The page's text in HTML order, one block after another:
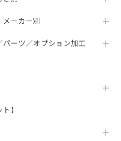
メーカー別
パーツ／オプション加工
】